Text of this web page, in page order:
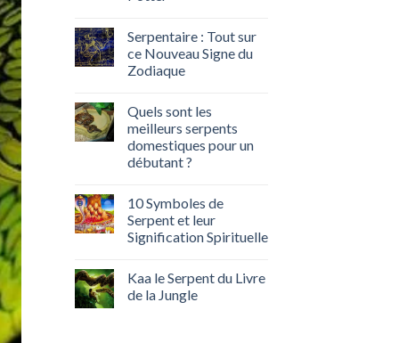
Serpentaire : Tout sur
ce Nouveau Signe du
Zodiaque
Quels sont les
meilleurs serpents
domestiques pour un
débutant ?
10 Symboles de
Serpent et leur
Signification Spirituelle
Kaa le Serpent du Livre
de la Jungle